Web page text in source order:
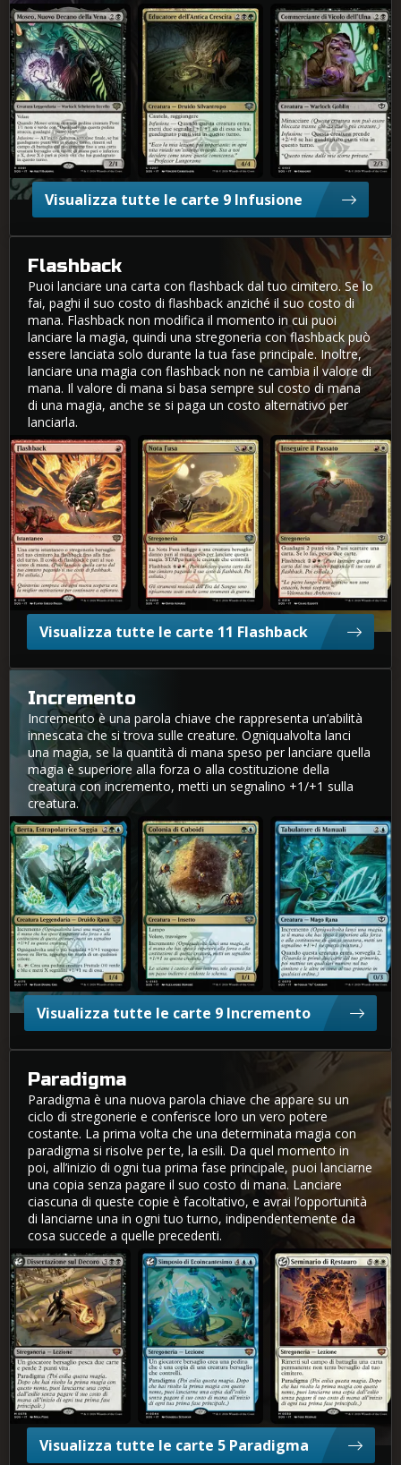
Moseo, Nuovo Decano della VenaEducatore dell'Antica Crescita Commerciante di Vicolo
Visualizza tutte le carte 9 Infusione
Flashback
Puoi lanciare una carta con flashback dal tuo cimitero. Se lo
fai, paghi il suo costo di flashback anziché il suo costo di
mana. Flashback non modifica il momento in cui puoi
lanciare la magia, quindi una stregoneria con flashback può
essere lanciata solo durante la tua fase principale. Inoltre,
lanciare una magia con flashback non ne cambia il valore di
mana. Il valore di mana si basa sempre sul costo di mana
di una magia, anche se si paga un costo alternativo per
lanciarla.
Flashback Nota Fusa Inseguire il Passato
Visualizza tutte le carte 11 Flashback
Incremento
Incremento è una parola chiave che rappresenta un’abilità
innescata che si trova sulle creature. Ogniqualvolta lanci
una magia, se la quantità di mana speso per lanciare quella
magia è superiore alla forza o alla costituzione della
creatura con incremento, metti un segnalino +1/+1 sulla
creatura.
Berta, Estrapolatrice Saggia Colonia di Cuboidi Tabulatore di Manuali
Visualizza tutte le carte 9 Incremento
Paradigma
Paradigma è una nuova parola chiave che appare su un
ciclo di stregonerie e conferisce loro un vero potere
costante. La prima volta che una determinata magia con
paradigma si risolve per te, la esili. Da quel momento in
poi, all’inizio di ogni tua prima fase principale, puoi lanciarne
una copia senza pagare il suo costo di mana. Lanciare
ciascuna di queste copie è facoltativo, e avrai l’opportunità
di lanciarne una in ogni tuo turno, indipendentemente da
cosa succede a quelle precedenti.
Dissertazione sul Decoro Simposio di Ecoincantesimo Seminario di Restauro
Visualizza tutte le carte 5 Paradigma